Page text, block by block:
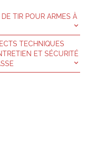
TIR POUR ARMES À
TECHNIQUES
ET SÉCURITÉ